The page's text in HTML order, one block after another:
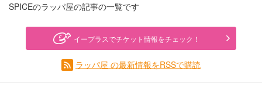
SPICEのラッパ屋の記事の一覧です
イープラスでチケット情報をチェック！
ラッパ屋 の最新情報をRSSで購読